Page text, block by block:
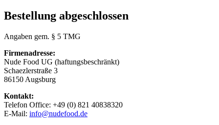
Bestellung abgeschlossen
Angaben gem. § 5 TMG
Firmenadresse:
Nude Food UG (haftungsbeschränkt)
Schaezlerstraße 3
86150 Augsburg
Kontakt:
Telefon Office: +49 (0) 821 40838320
E-Mail: info@nudefood.de